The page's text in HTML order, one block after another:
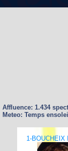
Affluence: 1.434
Meteo: Temps
1-BOUCHEIX